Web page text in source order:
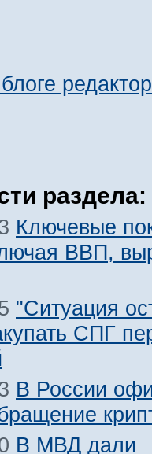
раздела:
Ключевые
ВВП,
"Ситуация
СПГ
В России
В МВД дали